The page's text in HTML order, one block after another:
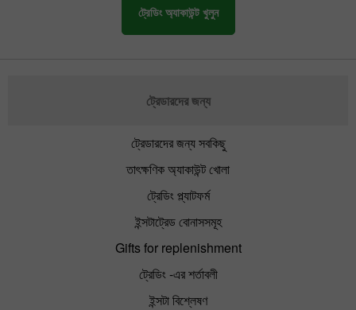
ট্রেডিং অ্যাকাউন্ট খুলুন
ট্রেডারদের জন্য
ট্রেডারদের জন্য সবকিছু
তাৎক্ষণিক অ্যাকাউন্ট খোলা
ট্রেডিং প্ল্যাটফর্ম
ইন্সটাট্রেড বোনাসসমূহ
Gifts for replenishment
ট্রেডিং -এর শর্তাবলী
ইন্সটা বিশ্লেষণ